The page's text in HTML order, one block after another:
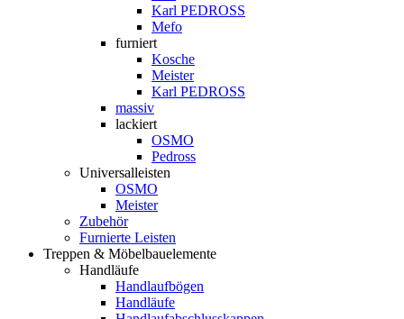
Karl PEDROSS
Mefo
furniert
Kosche
Meister
Karl PEDROSS
massiv
lackiert
OSMO
Pedross
Universalleisten
OSMO
Meister
Zubehör
Furnierte Leisten
Treppen & Möbelbauelemente
Handläufe
Handlaufbögen
Handläufe